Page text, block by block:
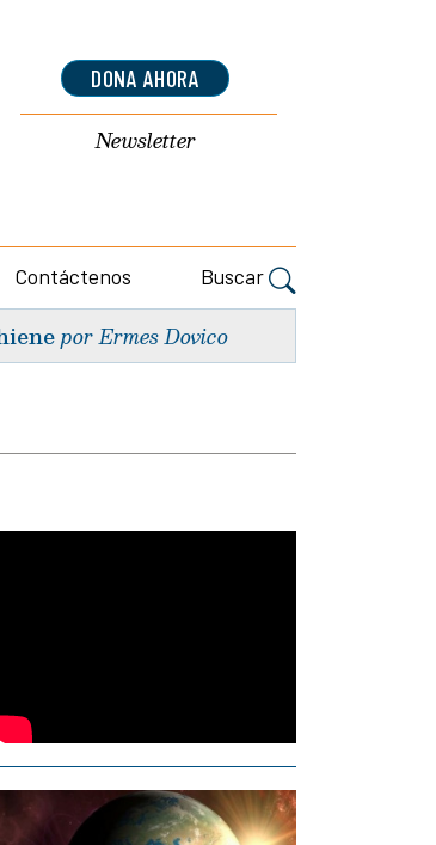
DONA AHORA
Newsletter
Contáctenos Buscar
por Ermes Dovico